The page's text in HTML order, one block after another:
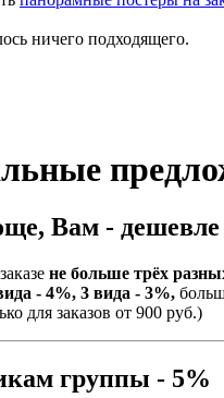
ничего подходящего.
Вам - дешевле
не больше трёх
- 4%, 3 вида - 3%,
для заказов от 900 руб.)
группы - 5%